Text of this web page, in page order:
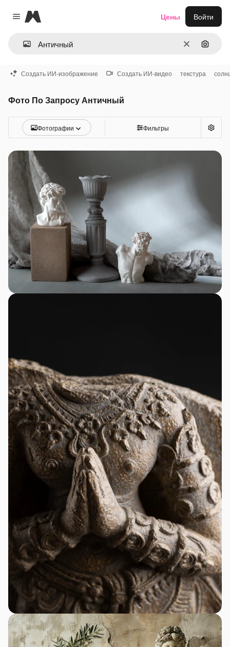
Close menu
Magnific
ОчиститьПоиск
Цены Войти
Создать ИИ-изображение Создать ИИ-видео текстура
Фото По Запросу Античный
Фотографии Фильтры